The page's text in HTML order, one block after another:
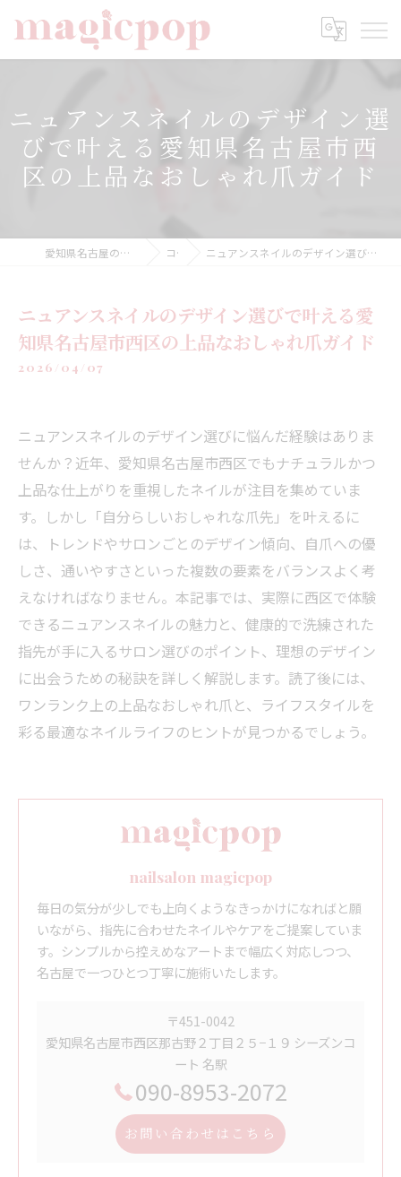
ニュアンスネイルのデザイン選
びで叶える愛知県名古屋市西
区の上品なおしゃれ爪ガイド
愛知県名古屋のネイルならnailsalon magicpop コラム ニュアンスネイルのデザイン選びで叶える愛知県名古屋市西区の上品なおしゃれ爪ガイド
ニュアンスネイルのデザイン選びで叶える愛
知県名古屋市西区の上品なおしゃれ爪ガイド
2026/04/07
ニュアンスネイルのデザイン選びに悩んだ経験はありま
せんか？近年、愛知県名古屋市西区でもナチュラルかつ
上品な仕上がりを重視したネイルが注目を集めていま
す。しかし「自分らしいおしゃれな爪先」を叶えるに
は、トレンドやサロンごとのデザイン傾向、自爪への優
しさ、通いやすさといった複数の要素をバランスよく考
えなければなりません。本記事では、実際に西区で体験
できるニュアンスネイルの魅力と、健康的で洗練された
指先が手に入るサロン選びのポイント、理想のデザイン
に出会うための秘訣を詳しく解説します。読了後には、
ワンランク上の上品なおしゃれ爪と、ライフスタイルを
彩る最適なネイルライフのヒントが見つかるでしょう。
nailsalon magicpop
毎日の気分が少しでも上向くようなきっかけになればと願
いながら、指先に合わせたネイルやケアをご提案していま
す。シンプルから控えめなアートまで幅広く対応しつつ、
名古屋で一つひとつ丁寧に施術いたします。
〒451-0042
愛知県名古屋市西区那古野２丁目２５−１９ シーズンコ
ート 名駅
090-8953-2072
お問い合わせはこちら